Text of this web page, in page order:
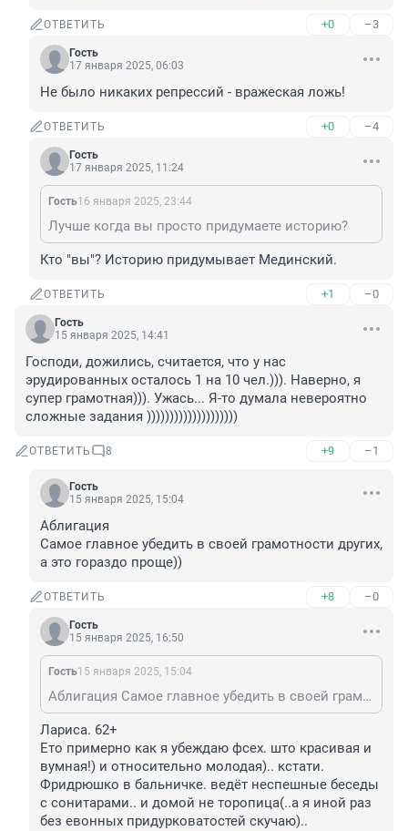
ОТВЕТИТЬ +0 –3
Гость
17 января 2025, 06:03
Не было никаких репрессий - вражеская ложь!
ОТВЕТИТЬ +0 –4
Гость
17 января 2025, 11:24
Гость16 января 2025, 23:44
Лучше когда вы просто придумаете историю?
Кто "вы"? Историю придумывает Мединский.
ОТВЕТИТЬ +1 –0
Гость
15 января 2025, 14:41
Господи, дожились, считается, что у нас
эрудированных осталось 1 на 10 чел.))). Наверно, я
супер грамотная))). Ужась... Я-то думала невероятно
сложные задания ))))))))))))))))))))
ОТВЕТИТЬ 8 +9 –1
Гость
15 января 2025, 15:04
Аблигация
Самое главное убедить в своей грамотности других,
а это гораздо проще))
ОТВЕТИТЬ +8 –0
Гость
15 января 2025, 16:50
Гость15 января 2025, 15:04
Аблигация Самое главное убедить в своей грамотности других, а это гораздо проще))
Лариса. 62+
Ето примерно как я убеждаю фсех. што красивая и
вумная!) и относительно молодая).. кстати.
Фридрюшко в бальничке. ведёт неспешные беседы
с сонитарами.. и домой не торопица(..а я иной раз
без евонных придурковатостей скучаю)..